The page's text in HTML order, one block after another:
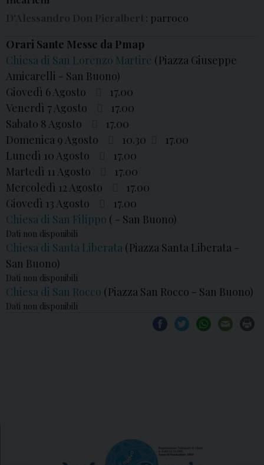
D'Alessandro Don Pieralbert : parroco
Orari Sante Messe da Pmap
Chiesa di San Lorenzo Martire (Piazza Giuseppe
Amicarelli - San Buono)
Giovedì 6 Agosto
17.00
Venerdì 7 Agosto
17.00
Sabato 8 Agosto
17.00
Domenica 9 Agosto
10.30
17.00
Lunedì 10 Agosto
17.00
Martedì 11 Agosto
17.00
Mercoledì 12 Agosto
17.00
Giovedì 13 Agosto
17.00
Chiesa di San Filippo ( - San Buono)
Dati non disponibili
Chiesa di Santa Liberata (Piazza Santa Liberata -
San Buono)
Dati non disponibili
Chiesa di San Rocco (Piazza San Rocco - San Buono)
Dati non disponibili